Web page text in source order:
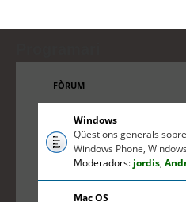
FÒRUM
Windows
Qüestions generals
Windows Phone,
Moderadors: jordis,
Mac OS